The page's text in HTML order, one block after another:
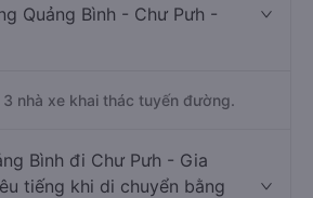
Quảng Bình - Chư Pưh -
3 nhà xe khai thác tuyến đường.
Bình đi Chư Pưh - Gia
tiếng khi di chuyển bằng